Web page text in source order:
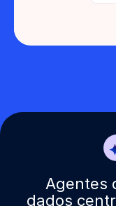
Agentes
dados